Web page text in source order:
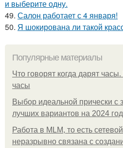
и выберите одну.
49. Салон работает с 4 января!
50. Я шокирована ли такой
Популярные материалы
Что говорят когда дарят
часы
Выбор идеальной прически с
лучших вариантов на 2024 год
Работа в MLM, то есть
неразрывно связана с